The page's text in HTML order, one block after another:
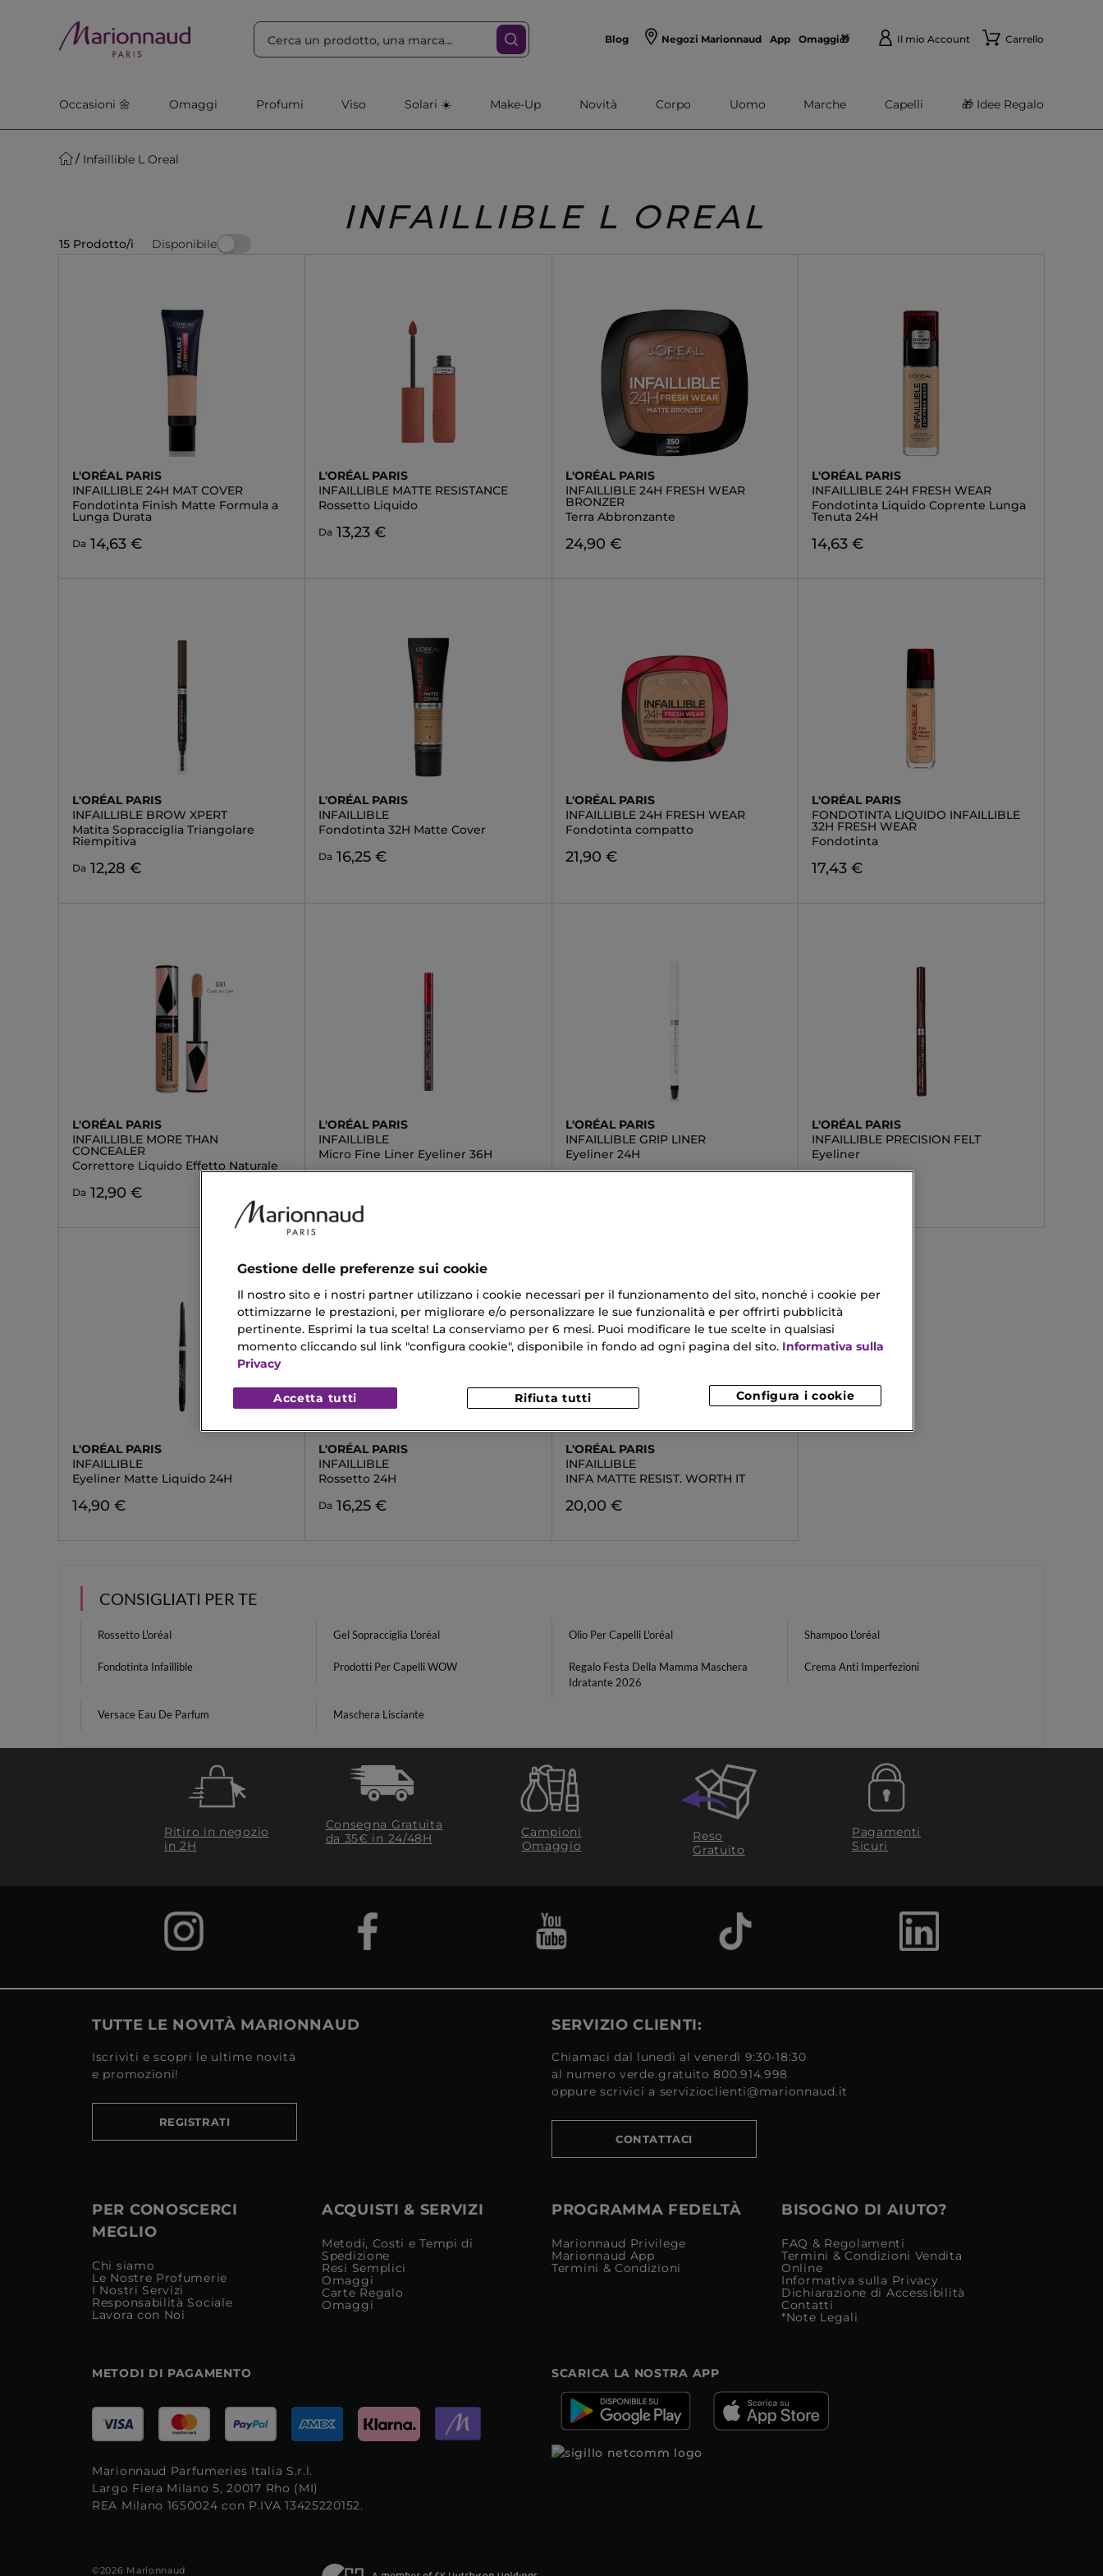
Blog Negozi Marionnaud App Omaggi🎁 Il mio Account Carrello
Occasioni 🌼 Omaggi Profumi Viso Solari ☀️ Make-Up Novità Corpo Uomo Marche Capelli 🎁 Idee Regalo
Infaillible L Oreal
INFAILLIBLE L OREAL
15 Prodotto/i Disponibile
L'ORÉAL PARIS
INFAILLIBLE 24H MAT COVER
Fondotinta Finish Matte Formula a
Lunga Durata
Da 14,63 €
L'ORÉAL PARIS
INFAILLIBLE MATTE RESISTANCE
Rossetto Liquido
Da 13,23 €
L'ORÉAL PARIS
INFAILLIBLE 24H FRESH WEAR
BRONZER
Terra Abbronzante
24,90 €
L'ORÉAL PARIS
INFAILLIBLE 24H FRESH WEAR
Fondotinta Liquido Coprente Lunga
Tenuta 24H
14,63 €
L'ORÉAL PARIS
INFAILLIBLE BROW XPERT
Matita Sopracciglia Triangolare
Riempitiva
Da 12,28 €
L'ORÉAL PARIS
INFAILLIBLE
Fondotinta 32H Matte Cover
Da 16,25 €
L'ORÉAL PARIS
INFAILLIBLE 24H FRESH WEAR
Fondotinta compatto
21,90 €
L'ORÉAL PARIS
FONDOTINTA LIQUIDO INFAILLIBLE
32H FRESH WEAR
Fondotinta
17,43 €
L'ORÉAL PARIS
INFAILLIBLE MORE THAN
CONCEALER
Correttore Liquido Effetto Naturale
Da 12,90 €
L'ORÉAL PARIS
INFAILLIBLE
Micro Fine Liner Eyeliner 36H
L'ORÉAL PARIS
INFAILLIBLE GRIP LINER
Eyeliner 24H
L'ORÉAL PARIS
INFAILLIBLE PRECISION FELT
Eyeliner
L'ORÉAL PARIS
INFAILLIBLE
Eyeliner Matte Liquido 24H
14,90 €
L'ORÉAL PARIS
INFAILLIBLE
Rossetto 24H
Da 16,25 €
L'ORÉAL PARIS
INFAILLIBLE
INFA MATTE RESIST. WORTH IT
20,00 €
CONSIGLIATI PER TE
Rossetto L'oréal Gel Sopracciglia L'oréal Olio Per Capelli L'oréal Shampoo L'oréal
Fondotinta Infaillible Prodotti Per Capelli WOW
Regalo Festa Della Mamma Maschera
Idratante 2026
Crema Anti Imperfezioni
Versace Eau De Parfum Maschera Lisciante
Ritiro in negozio
in 2H
Consegna Gratuita
da 35€​ in 24/48H
Campioni
Omaggio
Reso
Gratuito
Pagamenti
Sicuri
TUTTE LE NOVITÀ MARIONNAUD
Iscriviti e scopri le ultime novità
e promozioni!
REGISTRATI
SERVIZIO CLIENTI:
Chiamaci dal lunedì al venerdì 9:30-18:30
al numero verde gratuito 800.914.998
oppure scrivici a servizioclienti@marionnaud.it
CONTATTACI
PER CONOSCERCI
MEGLIO
Chi siamo
Le Nostre Profumerie
I Nostri Servizi
Responsabilità Sociale
Lavora con Noi
ACQUISTI & SERVIZI
Metodi, Costi e Tempi di
Spedizione
Resi Semplici
Omaggi
Carte Regalo
Omaggi
PROGRAMMA FEDELTÀ
Marionnaud Privilege
Marionnaud App
Termini & Condizioni
BISOGNO DI AIUTO?
FAQ & Regolamenti
Termini & Condizioni Vendita
Online
Informativa sulla Privacy
Dichiarazione di Accessibilità
Contatti
*Note Legali
METODI DI PAGAMENTO
Marionnaud Parfumeries Italia S.r.l.
Largo Fiera Milano 5, 20017 Rho (MI)
REA Milano 1650024 con P.IVA 13425220152.
SCARICA LA NOSTRA APP
©2026 Marionnaud
Gestione delle preferenze sui cookie
Il nostro sito e i nostri partner utilizzano i cookie necessari per il funzionamento del sito, nonché i cookie per
ottimizzarne le prestazioni, per migliorare e/o personalizzare le sue funzionalità e per offrirti pubblicità
pertinente. Esprimi la tua scelta! La conserviamo per 6 mesi. Puoi modificare le tue scelte in qualsiasi
momento cliccando sul link "configura cookie", disponibile in fondo ad ogni pagina del sito. Informativa sulla
Privacy
Configura i cookie
Rifiuta tutti
Accetta tutti